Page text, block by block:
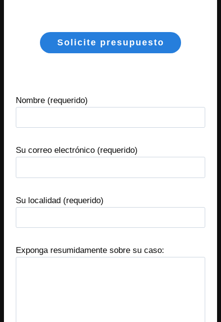
Solicite presupuesto
Nombre (requerido)
Su correo electrónico (requerido)
Su localidad (requerido)
Exponga resumidamente sobre su caso: